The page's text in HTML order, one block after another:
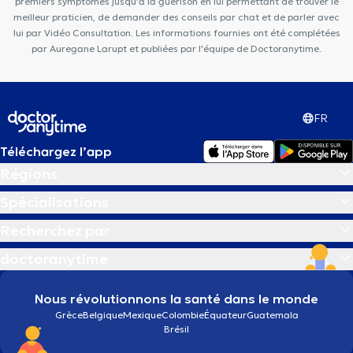
meilleur praticien, de demander des conseils par chat et de parler avec
lui par Vidéo Consultation. Les informations fournies ont été complétées
par Auregane Larupt et publiées par l'équipe de Doctoranytime.
FR
Téléchargez l’app
Nous révolutionnons la santé dans le monde
GrèceBelgiqueMexiqueColombieÉquateurGuatemala
Brésil